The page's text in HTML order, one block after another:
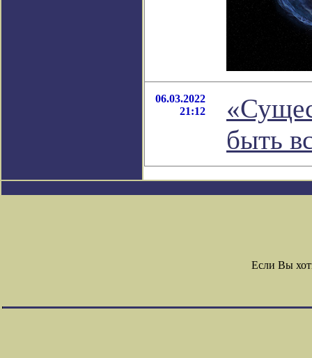
06.03.2022
21:12
быть
Если Вы